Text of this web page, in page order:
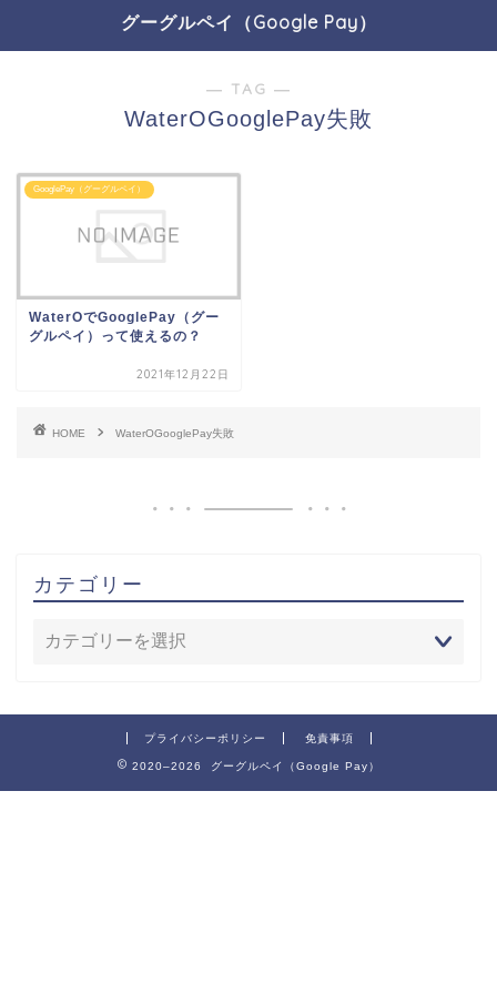
グーグルペイ（Google Pay）
― TAG ―
WaterOGooglePay失敗
GooglePay（グーグルペイ）
WaterOでGooglePay（グー
グルペイ）って使えるの？
2021年12月22日
HOME WaterOGooglePay失敗
カテゴリー
プライバシーポリシー 免責事項
2020–2026 グーグルペイ（Google Pay）